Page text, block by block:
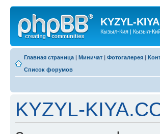
KYZYL-
Кызыл-Кия | Кызыл-
Главная страница | Миничат | Фотогалерея |
Список форумов
KYZYL-